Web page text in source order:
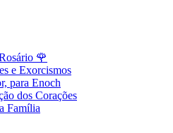
🌹
e Exorcismos
para Enoch
dos Corações
Família